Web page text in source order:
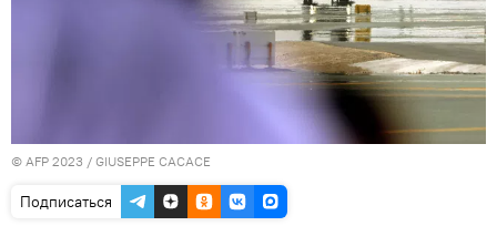
© AFP 2023 / GIUSEPPE CACACE
Подписаться